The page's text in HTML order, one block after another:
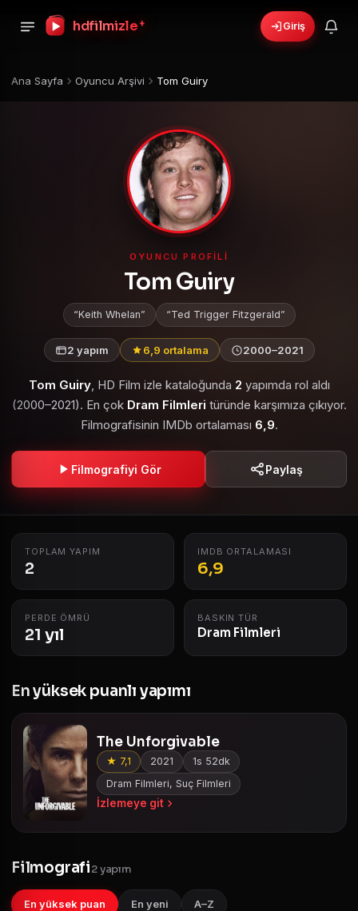
hdfilmizle + Giriş
Ana Sayfa Oyuncu Arşivi Tom Guiry
OYUNCU PROFILI
Tom Guiry
Keith Whelan Ted Trigger Fitzgerald
2 yapım 6,9 ortalama 2000–2021
Tom Guiry, HD Film izle kataloğunda 2 yapımda rol aldı
(2000–2021). En çok Dram Filmleri türünde karşımıza çıkıyor.
Filmografisinin IMDb ortalaması 6,9.
Filmografiyi Gör Paylaş
TOPLAM YAPIM
2
IMDB ORTALAMASI
6,9
PERDE ÖMRÜ
21 yıl
BASKIN TÜR
Dram Filmleri
En yüksek puanlı yapımı
The Unforgivable
★ 7,1 2021
1s 52dk
Dram Filmleri, Suç Filmleri
İzlemeye git
Filmografi2 yapım
En yüksek puan En yeni A–Z